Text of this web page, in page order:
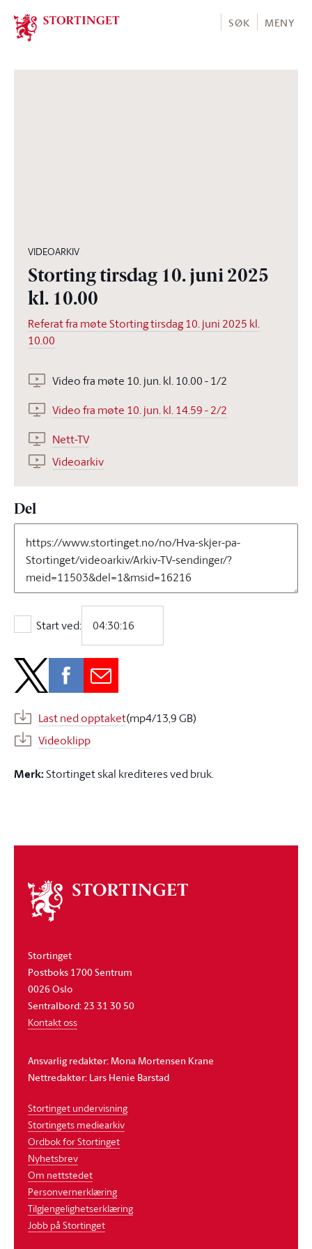
Stortinget.no
SØK MENY
VIDEOARKIV
Storting tirsdag 10. juni 2025
kl. 10.00
Referat fra møte Storting tirsdag 10. juni 2025 kl.
10.00
Video fra møte 10. jun. kl. 10.00 - 1/2
Video fra møte 10. jun. kl. 14.59 - 2/2
Nett-TV
Videoarkiv
Del
Start ved:
Start ved:
Last ned opptaket(mp4/13,9 GB)
Videoklipp
Merk:Stortinget skal krediteres ved bruk.
Om
stortinget
Stortinget
Postboks 1700 Sentrum
0026 Oslo
Sentralbord: 23 31 30 50
Kontakt oss
Ansvarlig redaktør: Mona Mortensen Krane
Nettredaktør: Lars Henie Barstad
Stortinget undervisning
Stortingets mediearkiv
Ordbok for Stortinget
Nyhetsbrev
Om nettstedet
Personvernerklæring
Tilgjengelighetserklæring
Jobb på Stortinget